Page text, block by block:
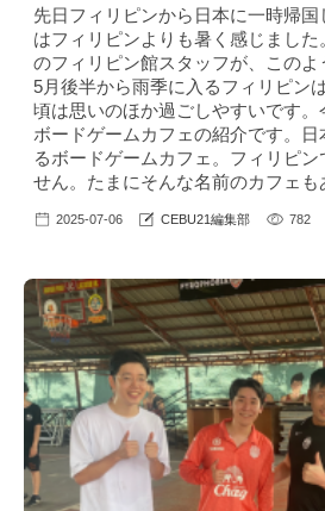
先日フィリピンから日本に一時帰
はフィリピンよりも暑く感じまし
のフィリピン館スタッフが、このよ
5月後半から雨季に入るフィリピン
頃は思いのほか過ごしやすいです。
ボードゲームカフェの紹介です。
るボードゲームカフェ。フィリピ
せん。たまにそんな名前のカフェも
2025-07-06 CEBU21編集部 782